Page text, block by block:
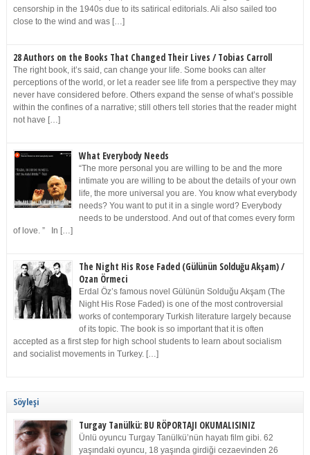
censorship in the 1940s due to its satirical editorials. Ali also sailed too
close to the wind and was […]
28 Authors on the Books That Changed Their Lives / Tobias Carroll
The right book, it’s said, can change your life. Some books can alter
perceptions of the world, or let a reader see life from a perspective they may
never have considered before. Others expand the sense of what’s possible
within the confines of a narrative; still others tell stories that the reader might
not have […]
What Everybody Needs
“The more personal you are willing to be and the more
intimate you are willing to be about the details of your own
life, the more universal you are. You know what everybody
needs? You want to put it in a single word? Everybody
needs to be understood. And out of that comes every form
of love. ” In […]
The Night His Rose Faded (Gülünün Solduğu Akşam) /
Ozan Örmeci
Erdal Öz’s famous novel Gülünün Solduğu Akşam (The
Night His Rose Faded) is one of the most controversial
works of contemporary Turkish literature largely because
of its topic. The book is so important that it is often
accepted as a first step for high school students to learn about socialism
and socialist movements in Turkey. […]
Söyleşi
Turgay Tanülkü: BU RÖPORTAJI OKUMALISINIZ
Ünlü oyuncu Turgay Tanülkü’nün hayatı film gibi. 62
yaşındaki oyuncu, 18 yaşında girdiği cezaevinden 26